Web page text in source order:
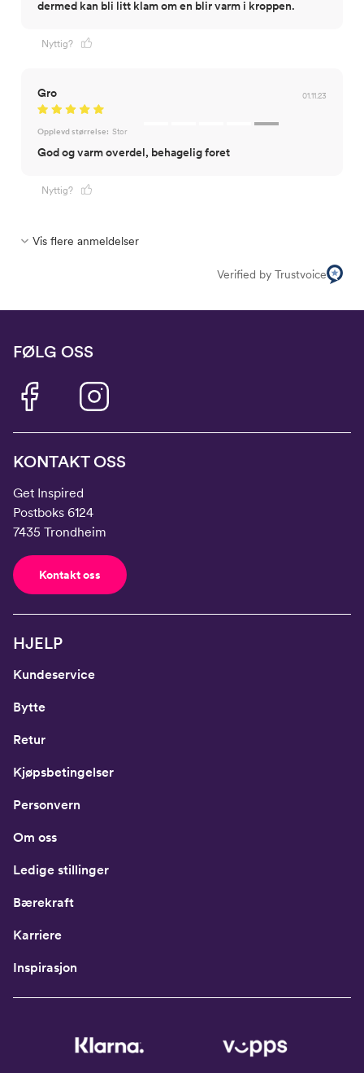
dermed kan bli litt klam om en blir varm i kroppen.
Nyttig?
Gro 01.11.23
Opplevd størrelse: Stor
God og varm overdel, behagelig foret
Nyttig?
Vis flere anmeldelser
Verified by Trustvoice
FØLG OSS
KONTAKT OSS
Get Inspired
Postboks 6124
7435 Trondheim
Kontakt oss
HJELP
Kundeservice
Bytte
Retur
Kjøpsbetingelser
Personvern
Om oss
Ledige stillinger
Bærekraft
Karriere
Inspirasjon